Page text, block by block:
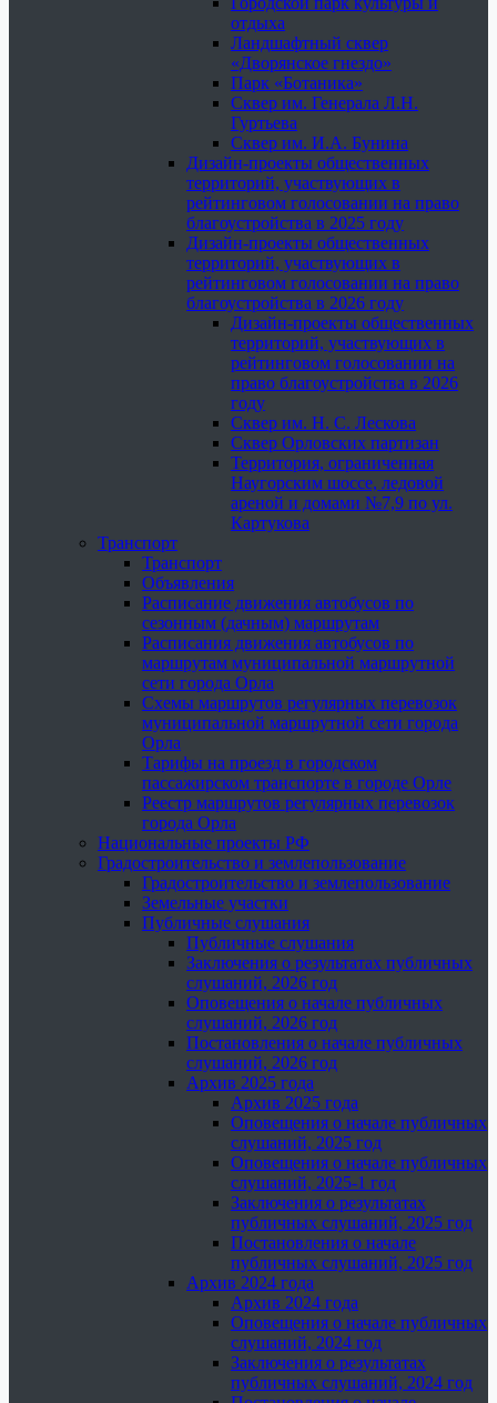
отдыха
Ландшафтный сквер
«Дворянское гнездо»
Парк «Ботаника»
Сквер им. Генерала Л.Н.
Гуртьева
Сквер им. И.А. Бунина
Дизайн-проекты общественных
территорий, участвующих в
рейтинговом голосовании на право
благоустройства в 2025 году
Дизайн-проекты общественных
территорий, участвующих в
рейтинговом голосовании на право
благоустройства в 2026 году
Дизайн-проекты общественных
территорий, участвующих в
рейтинговом голосовании на
право благоустройства в 2026
году
Сквер им. Н. С. Лескова
Сквер Орловских партизан
Территория, ограниченная
Наугорским шоссе, ледовой
ареной и домами №7,9 по ул.
Картукова
Транспорт
Транспорт
Объявления
Расписание движения автобусов по
сезонным (дачным) маршрутам
Расписания движения автобусов по
маршрутам муниципальной маршрутной
сети города Орла
Схемы маршрутов регулярных перевозок
муниципальной маршрутной сети города
Орла
Тарифы на проезд в городском
пассажирском транспорте в городе Орле
Реестр маршрутов регулярных перевозок
города Орла
Национальные проекты РФ
Градостроительство и землепользование
Градостроительство и землепользование
Земельные участки
Публичные слушания
Публичные слушания
Заключения о результатах публичных
слушаний, 2026 год
Оповещения о начале публичных
слушаний, 2026 год
Постановления о начале публичных
слушаний, 2026 год
Архив 2025 года
Архив 2025 года
Оповещения о начале публичных
слушаний, 2025 год
Оповещения о начале публичных
слушаний, 2025-1 год
Заключения о результатах
публичных слушаний, 2025 год
Постановления о начале
публичных слушаний, 2025 год
Архив 2024 года
Архив 2024 года
Оповещения о начале публичных
слушаний, 2024 год
Заключения о результатах
публичных слушаний, 2024 год